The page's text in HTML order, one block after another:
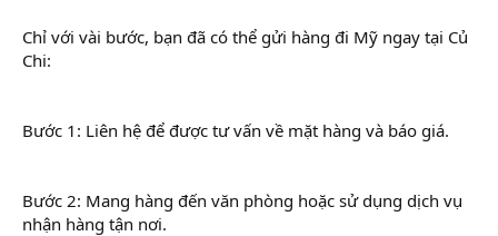
Chỉ với vài bước, bạn đã có thể gửi hàng đi Mỹ ngay tại Củ
Chi:
Bước 1: Liên hệ để được tư vấn về mặt hàng và báo giá.
Bước 2: Mang hàng đến văn phòng hoặc sử dụng dịch vụ
nhận hàng tận nơi.